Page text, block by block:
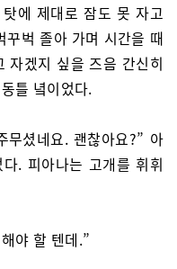
에 제대로 잠도 못 자고
꾸벅 졸아 가며 시간을 때
자겠지 싶을 즈음 간신히
틀 녘이었다.
셨네요. 괜찮아요?” 아
. 피아나는 고개를 휘휘
야 할 텐데.”